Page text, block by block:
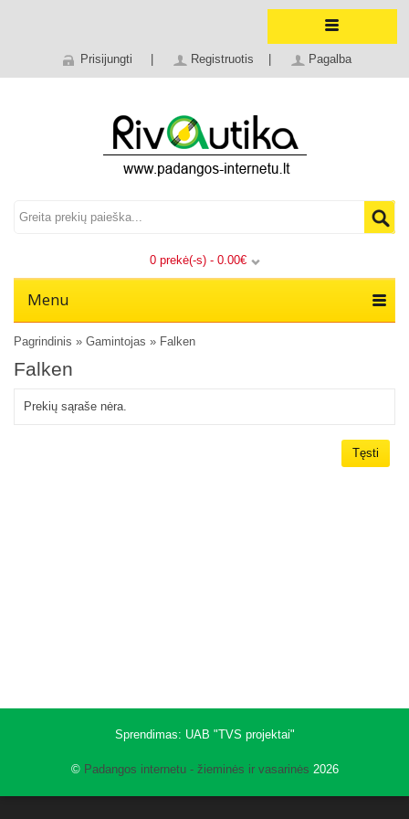
Prisijungti Registruotis Pagalba
0 prekė(-s) - 0.00€
Menu
Pagrindinis » Gamintojas » Falken
Falken
Prekių sąraše nėra.
Tęsti
Sprendimas: UAB "TVS projektai"
© Padangos internetu - žieminės ir vasarinės 2026